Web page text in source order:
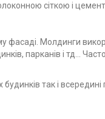
сіткою і
Молдинги
парканів і тд...
так і всередині